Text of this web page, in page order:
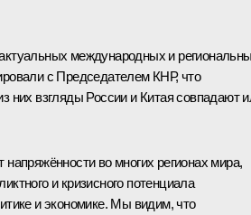
международных и
с Председателем КНР, что
них взгляды России и Китая совпадают
во многих регионах мира,
и кризисного потенциала
и экономике. Мы видим, что